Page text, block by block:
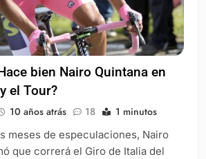
bien Nairo Quintana en
el Tour?
10 años atrás 18 1 minutos
meses de especulaciones, Nairo
que correrá el Giro de Italia del